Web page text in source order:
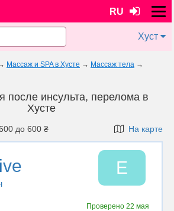
RU
Хуст
Массаж и SPA в Хусте → Массаж тела →
после инсульта, перелома в
Хусте
до 600 ₴ На карте
E
Проверено 22 мая